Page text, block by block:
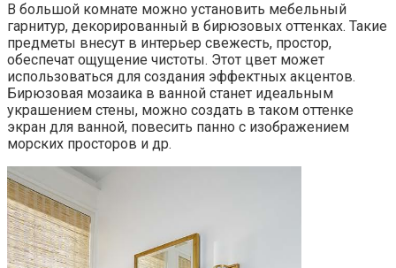
В большой комнате можно установить мебельный
гарнитур, декорированный в бирюзовых оттенках. Такие
предметы внесут в интерьер свежесть, простор,
обеспечат ощущение чистоты. Этот цвет может
использоваться для создания эффектных акцентов.
Бирюзовая мозаика в ванной станет идеальным
украшением стены, можно создать в таком оттенке
экран для ванной, повесить панно с изображением
морских просторов и др.